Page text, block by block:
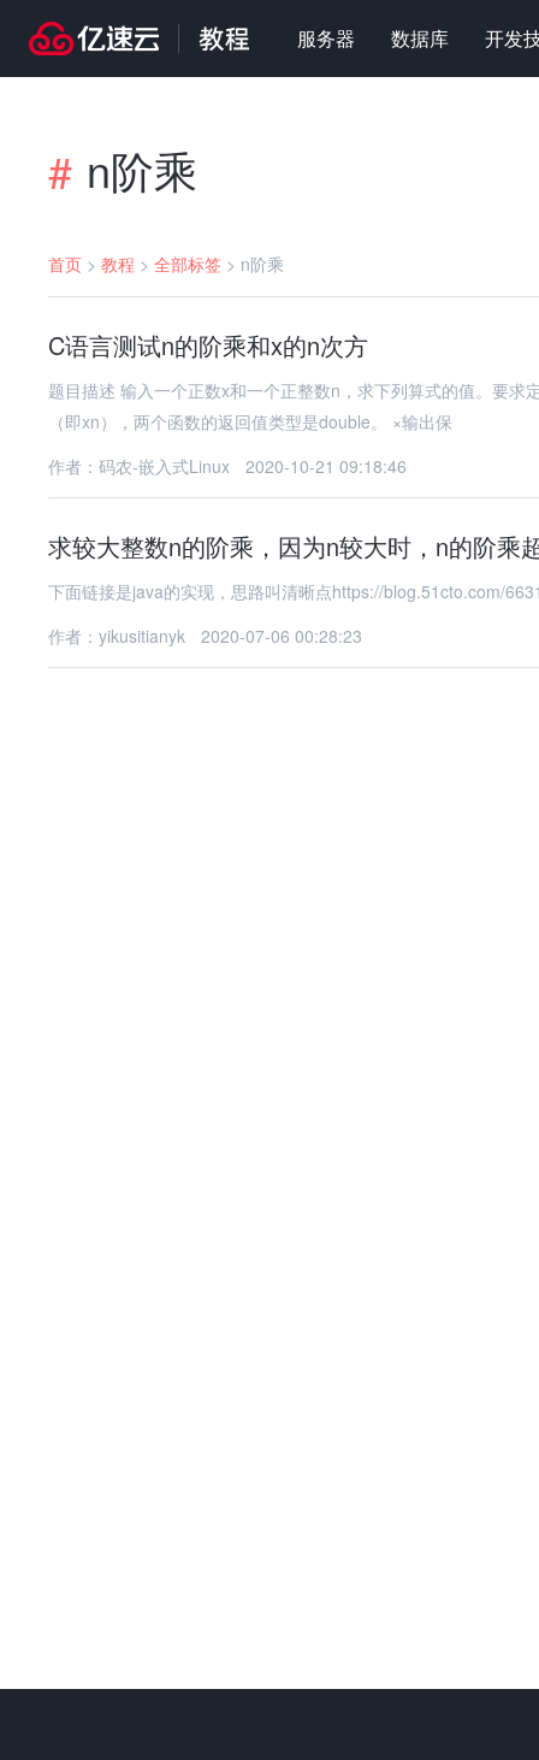
服务器 数据库 开发
# n阶乘
首页 > 教程 > 全部标签 > n阶乘
C语言测试n的阶乘和x的n次方
题目描述 输入一个正数x和一个正整数n，求下列算式的值。要
（即xn），两个函数的返回值类型是double。 ×输出保
作者：码农-嵌入式Linux
2020-10-21 09:18:46
作者：yikusitianyk 2020-07-06 00:28:23